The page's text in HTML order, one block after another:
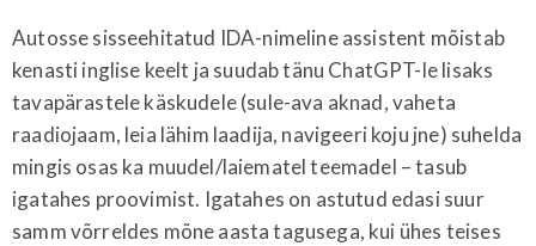
Autosse sisseehitatud IDA-nimeline assistent mõistab
kenasti inglise keelt ja suudab tänu ChatGPT-le lisaks
tavapärastele käskudele (sule-ava aknad, vaheta
raadiojaam, leia lähim laadija, navigeeri koju jne) suhelda
mingis osas ka muudel/laiematel teemadel – tasub
igatahes proovimist. Igatahes on astutud edasi suur
samm võrreldes mõne aasta tagusega, kui ühes teises